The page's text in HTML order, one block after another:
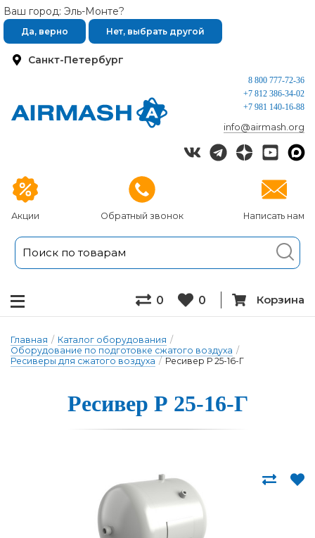
Санкт-Петербург
Ваш город: Эль-Монте?
Да, верно Нет, выбрать другой
Акции Обратный звонок Написать нам
8 800 777-72-36
+7 812 386-34-02
+7 981 140-16-88
info@airmash.org
0 0 Корзина
Главная / Каталог оборудования /
Оборудование по подготовке сжатого воздуха /
Ресиверы для сжатого воздуха / Ресивер Р 25-16-Г
Ресивер Р 25-16-Г